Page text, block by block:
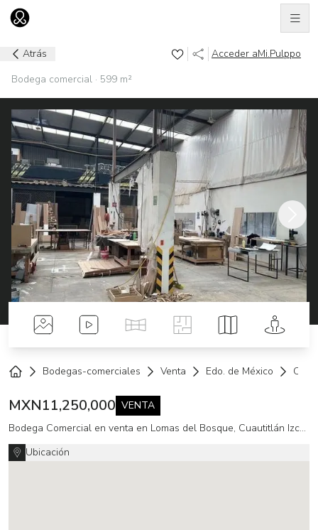
Ir al home
Atrás Acceder aMi.Pulppo
Bodega comercial · 599 m²
Fotos Videos Tour VirtualPlanos Mapa Street
Bodegas-comerciales Venta Edo. de México
MXN11,250,000 VENTA
Bodega Comercial en venta en Lomas del Bosque, Cuautitlán Izcalli
Ubicación